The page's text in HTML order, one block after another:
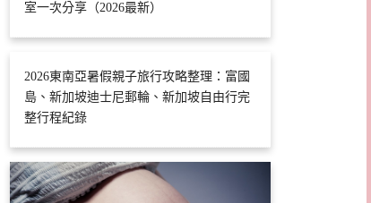
室一次分享（2026最新）
2026東南亞暑假親子旅行攻略整理：富國
島、新加坡迪士尼郵輪、新加坡自由行完
整行程紀錄